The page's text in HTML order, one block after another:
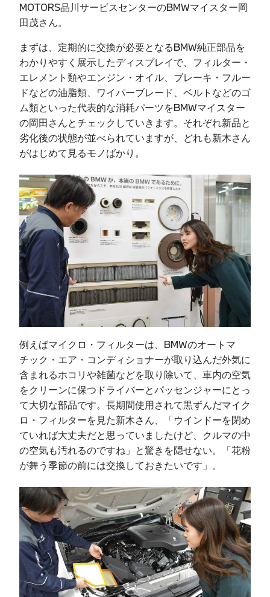
MOTORS品川サービスセンターのBMWマイスター岡
田茂さん。
まずは、定期的に交換が必要となるBMW純正部品を
わかりやすく展示したディスプレイで、フィルター・
エレメント類やエンジン・オイル、ブレーキ・フルー
ドなどの油脂類、ワイパーブレード、ベルトなどのゴ
ム類といった代表的な消耗パーツをBMWマイスター
の岡田さんとチェックしていきます。それぞれ新品と
劣化後の状態が並べられていますが、どれも新木さん
がはじめて見るモノばかり。
例えばマイクロ・フィルターは、BMWのオートマ
チック・エア・コンディショナーが取り込んだ外気に
含まれるホコリや雑菌などを取り除いて、車内の空気
をクリーンに保つドライバーとパッセンジャーにとっ
て大切な部品です。長期間使用されて黒ずんだマイク
ロ・フィルターを見た新木さん、「ウインドーを閉め
ていれば大丈夫だと思っていましたけど、クルマの中
の空気も汚れるのですね」と驚きを隠せない。「花粉
が舞う季節の前には交換しておきたいです」。